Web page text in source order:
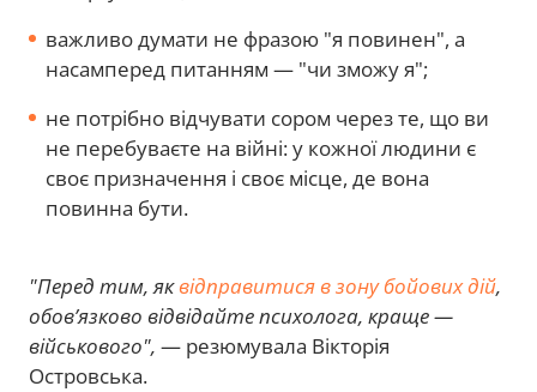
важливо думати не фразою "я повинен", а
насамперед питанням — "чи зможу я";
не потрібно відчувати сором через те, що ви
не перебуваєте на війні: у кожної людини є
своє призначення і своє місце, де вона
повинна бути.
"Перед тим, яквідправитися в зону бойових дій,
обов’язково відвідайте психолога, краще —
військового", — резюмувала Вікторія
Островська.